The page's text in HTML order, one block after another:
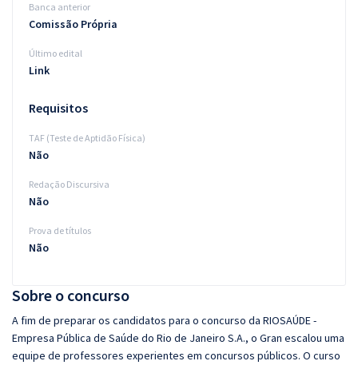
Atendimento
Sobre o concurso
A fim de preparar os candidatos para o concurso da RIOSAÚDE -
Empresa Pública de Saúde do Rio de Janeiro S.A., o Gran escalou uma
equipe de professores experientes em concursos públicos. O curso
Banca anterior
Comissão Própria
Último edital
Link
Requisitos
TAF (Teste de Aptidão Física)
Não
Redação Discursiva
Não
Prova de títulos
Não